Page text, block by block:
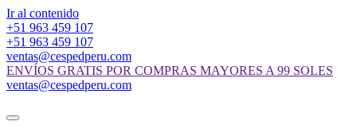
Ir al contenido
+51 963 459 107
+51 963 459 107
ventas@cespedperu.com
ENVÍOS GRATIS POR COMPRAS MAYORES A 99 SOLES
ventas@cespedperu.com